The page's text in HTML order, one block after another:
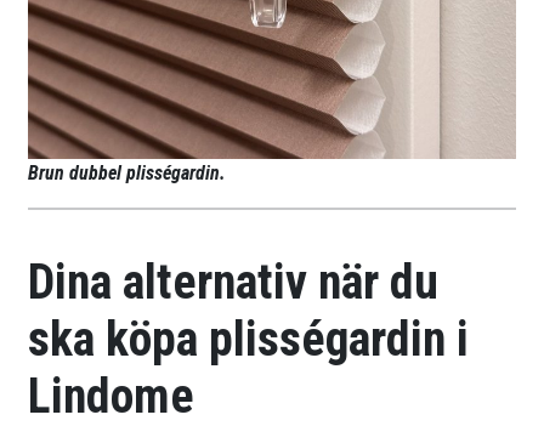
Brun dubbel plisségardin.
Dina alternativ när du
ska köpa plisségardin i
Lindome